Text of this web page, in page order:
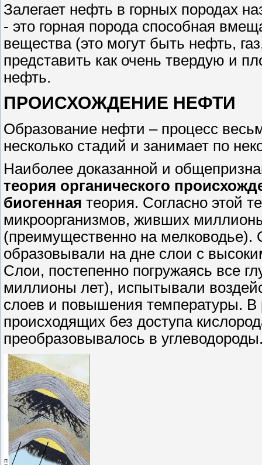
Залегает нефть в горных породах
- это горная порода способная
вещества (это могут быть нефть,
представить как очень твердую и
нефть.
ПРОИСХОЖДЕНИЕ НЕФТИ
Образование нефти – процесс
несколько стадий и занимает по
Наиболее доказанной и
теория органического
биогенная теория. Согласно этой
микроорганизмов, живших
(преимущественно на мелководье).
образовывали на дне слои с
Слои, постепенно погружаясь все
миллионы лет), испытывали
слоев и повышения температуры. В
происходящих без доступа
преобразовывалось в